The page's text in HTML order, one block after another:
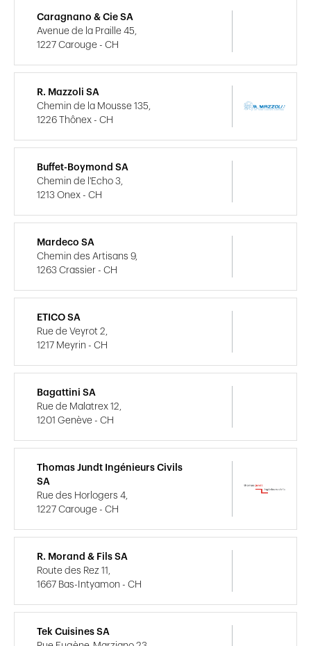
Caragnano & Cie SA
Avenue de la Praille 45,
1227 Carouge - CH
R. Mazzoli SA
Chemin de la Mousse 135,
1226 Thônex - CH
Buffet-Boymond SA
Chemin de l'Echo 3,
1213 Onex - CH
Mardeco SA
Chemin des Artisans 9,
1263 Crassier - CH
ETICO SA
Rue de Veyrot 2,
1217 Meyrin - CH
Bagattini SA
Rue de Malatrex 12,
1201 Genève - CH
Thomas Jundt Ingénieurs Civils
SA
Rue des Horlogers 4,
1227 Carouge - CH
R. Morand & Fils SA
Route des Rez 11,
1667 Bas-Intyamon - CH
Tek Cuisines SA